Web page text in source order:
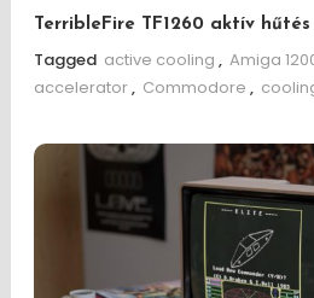
TerribleFire TF1260 aktív
Tagged active cooling , Amiga
accelerator, Commodore ,